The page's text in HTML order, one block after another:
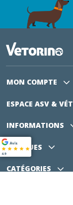
MON COMPTE
ESPACE ASV &
INFORMATIONS
MARQUES
CATÉGORIES